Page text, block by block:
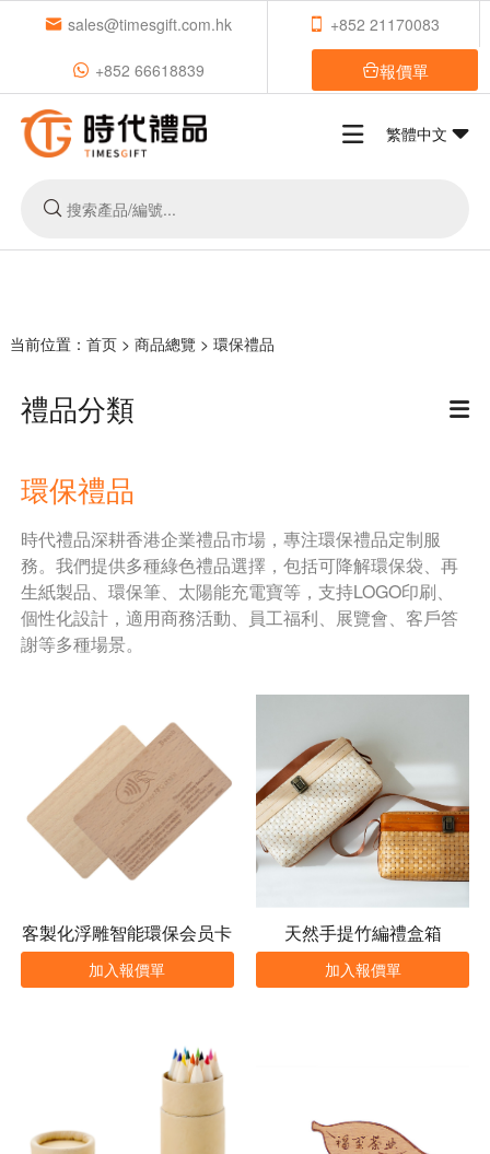
sales@timesgift.com.hk +852 21170083
+852 66618839 報價單
繁體中文
当前位置： 首页> 商品總覽 > 環保禮品
禮品分類
環保禮品
時代禮品深耕香港企業禮品市場，專注環保禮品定制服
務。我們提供多種綠色禮品選擇，包括可降解環保袋、再
生紙製品、環保筆、太陽能充電寶等，支持LOGO印刷、
個性化設計，適用商務活動、員工福利、展覽會、客戶答
謝等多種場景。
客製化浮雕智能環保会员卡
加入報價單
天然手提竹編禮盒箱
加入報價單